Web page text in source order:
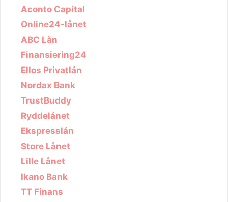
Aconto Capital
Online24-lånet
ABC Lån
Finansiering24
Ellos Privatlån
Nordax Bank
TrustBuddy
Ryddelånet
Ekspresslån
Store Lånet
Lille Lånet
Ikano Bank
TT Finans